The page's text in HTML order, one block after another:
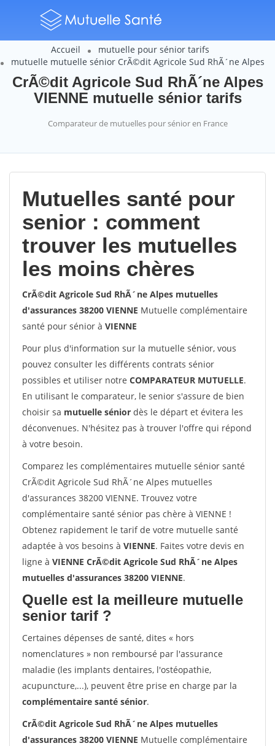
Accueil
mutuelle pour sénior tarifs
mutuelle mutuelle sénior CrÃ©dit Agricole Sud RhÃ´ne Alpes
CrÃ©dit Agricole Sud RhÃ´ne Alpes
VIENNE mutuelle sénior tarifs
Comparateur de mutuelles pour sénior en France
Mutuelles santé pour
senior : comment
trouver les mutuelles
les moins chères
CrÃ©dit Agricole Sud RhÃ´ne Alpes mutuelles
d'assurances 38200 VIENNE Mutuelle complémentaire
santé pour sénior à VIENNE
Pour plus d'information sur la mutuelle sénior, vous
pouvez consulter les différents contrats sénior
possibles et utiliser notre COMPARATEUR MUTUELLE.
En utilisant le comparateur, le senior s'assure de bien
choisir sa mutuelle sénior dès le départ et évitera les
déconvenues. N'hésitez pas à trouver l'offre qui répond
à votre besoin.
Comparez les complémentaires mutuelle sénior santé
CrÃ©dit Agricole Sud RhÃ´ne Alpes mutuelles
d'assurances 38200 VIENNE. Trouvez votre
complémentaire santé sénior pas chère à VIENNE !
Obtenez rapidement le tarif de votre mutuelle santé
adaptée à vos besoins à VIENNE. Faites votre devis en
ligne à VIENNE CrÃ©dit Agricole Sud RhÃ´ne Alpes
mutuelles d'assurances 38200 VIENNE.
Quelle est la meilleure mutuelle
senior tarif ?
Certaines dépenses de santé, dites « hors
nomenclatures » non remboursé par l'assurance
maladie (les implants dentaires, l'ostéopathie,
acupuncture,...), peuvent être prise en charge par la
complémentaire santé sénior.
CrÃ©dit Agricole Sud RhÃ´ne Alpes mutuelles
d'assurances 38200 VIENNE Mutuelle complémentaire